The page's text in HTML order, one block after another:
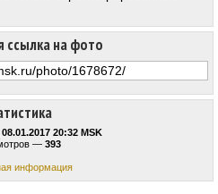
08.01.2017 20:32 MSK
— 393
информация
ссылка на фото